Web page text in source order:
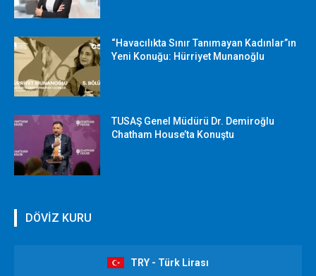
“Havacılıkta Sınır Tanımayan Kadınlar”ın
Yeni Konuğu: Hürriyet Munanoğlu
TUSAŞ Genel Müdürü Dr. Demiroğlu
Chatham House’ta Konuştu
DÖVİZ KURU
TRY - Türk Lirası